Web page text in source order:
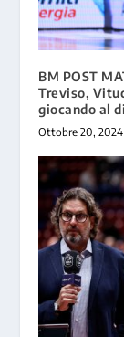
BM POST
Treviso,
giocando al
Ottobre 20, 2024